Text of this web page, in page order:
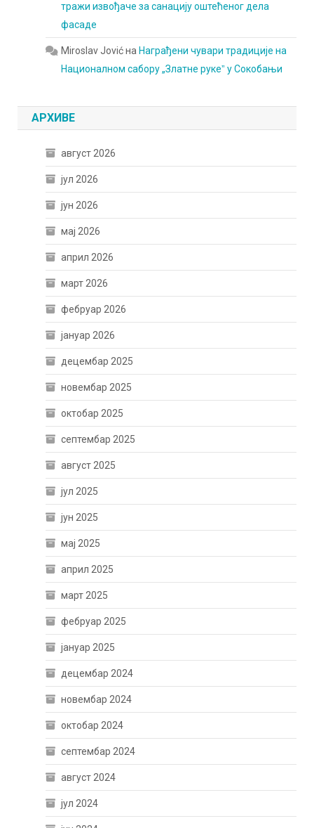
тражи извођаче за санацију оштећеног дела
фасаде
Miroslav Jovićна Награђени чувари традиције на
Националном сабору „Златне рукеˮ у Сокобањи
АРХИВЕ
август 2026
јул 2026
јун 2026
мај 2026
април 2026
март 2026
фебруар 2026
јануар 2026
децембар 2025
новембар 2025
октобар 2025
септембар 2025
август 2025
јул 2025
јун 2025
мај 2025
април 2025
март 2025
фебруар 2025
јануар 2025
децембар 2024
новембар 2024
октобар 2024
септембар 2024
август 2024
јул 2024